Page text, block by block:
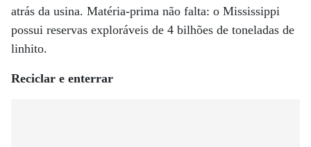
atrás da usina. Matéria-prima não falta: o Mississippi
possui reservas exploráveis de 4 bilhões de toneladas de
linhito.
Reciclar e enterrar